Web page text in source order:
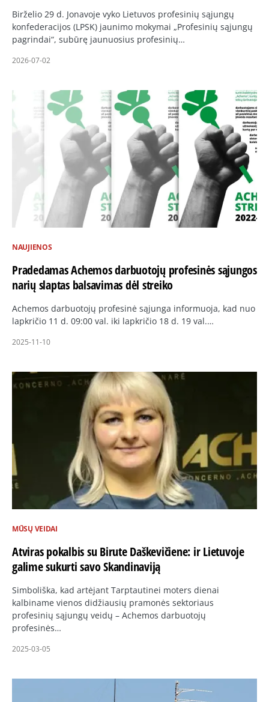
Birželio 29 d. Jonavoje vyko Lietuvos profesinių sąjungų
konfederacijos (LPSK) jaunimo mokymai „Profesinių sąjungų
pagrindai“, subūrę jaunuosius profesinių…
2026-07-02
NAUJIENOS
Pradedamas Achemos darbuotojų profesinės sąjungos
narių slaptas balsavimas dėl streiko
Achemos darbuotojų profesinė sąjunga informuoja, kad nuo
lapkričio 11 d. 09:00 val. iki lapkričio 18 d. 19 val.…
2025-11-10
MŪSŲ VEIDAI
Atviras pokalbis su Birute Daškevičiene: ir Lietuvoje
galime sukurti savo Skandinaviją
Simboliška, kad artėjant Tarptautinei moters dienai
kalbiname vienos didžiausių pramonės sektoriaus
profesinių sąjungų veidų – Achemos darbuotojų
profesinės…
2025-03-05